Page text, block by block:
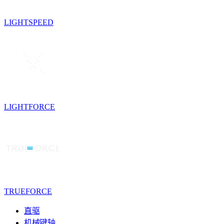
LIGHTSPEED
LIGHTFORCE
TRUEFORCE
直驱